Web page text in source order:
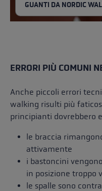
GUANTI DA NORDIC
ERRORI PIÙ COMUNI
Anche piccoli errori
walking risulti più
principianti dovrebbero
le braccia
attivamente
i bastoncini
in posizione troppo
le spalle sono